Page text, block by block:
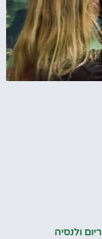
ולנסיה